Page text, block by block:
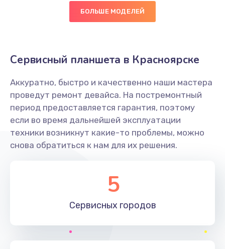
Ремонт гироскопа
750 руб.
Ремонт микрофона
450 руб.
Заказать
Ремонт GPS-модуля
650 руб.
Ремонт динамика
Заказать
Программный ремонт
БОЛЬШЕ МОДЕЛЕЙ
Сервисный планшета в Красноярске
Аккуратно, быстро и качественно наши мастера
проведут ремонт девайса. На постремонтный
период предоставляется гарантия, поэтому
если во время дальнейшей эксплуатации
техники возникнут какие-то проблемы, можно
снова обратиться к нам для их решения.
5
Сервисных городов